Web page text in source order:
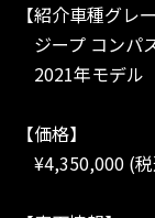
【紹介車種グレ
ジープ コンパ
2021年モデル
【価格】
¥4,350,000 (